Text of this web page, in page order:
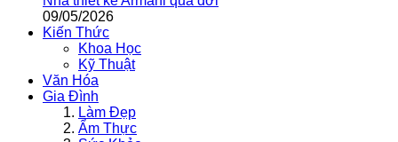
09/05/2026
Kiến Thức
Khoa Học
Kỹ Thuật
Văn Hóa
Gia Đình
Làm Đẹp
Ẩm Thực